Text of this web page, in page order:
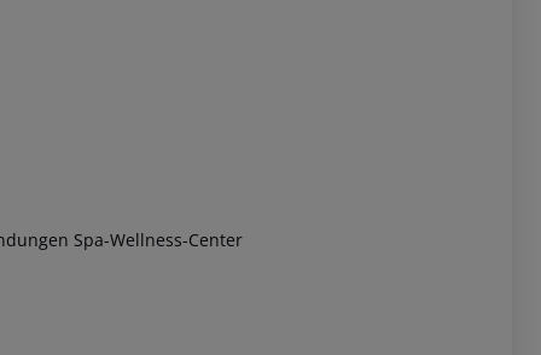
Spa-Wellness-Center